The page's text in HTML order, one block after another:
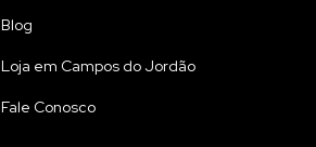
Blog
Loja em Campos do Jordão
Fale Conosco